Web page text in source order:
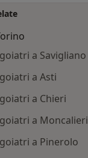
a Savigliano
a Asti
a Chieri
a Moncalieri
a Pinerolo